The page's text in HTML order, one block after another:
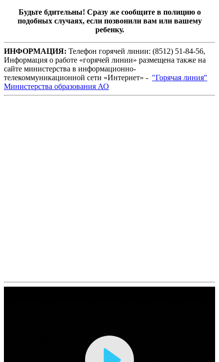
Будьте бдительны! Сразу же сообщите в полицию о
подобных случаях, если позвонили вам или вашему
ребенку.
ИНФОРМАЦИЯ: Телефон горячей линии: (8512) 51-84-56,
Информация о работе «горячей линии» размещена также на
сайте министерства в информационно-
телекоммуникационной сети «Интернет» - "Горячая линия"
Министерства образования АО